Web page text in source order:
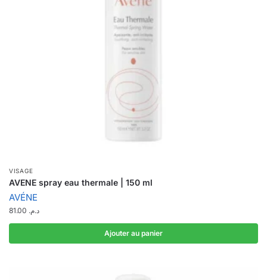
VISAGE
AVENE spray eau thermale | 150 ml
AVÉNE
د.م.
Ajouter au panier